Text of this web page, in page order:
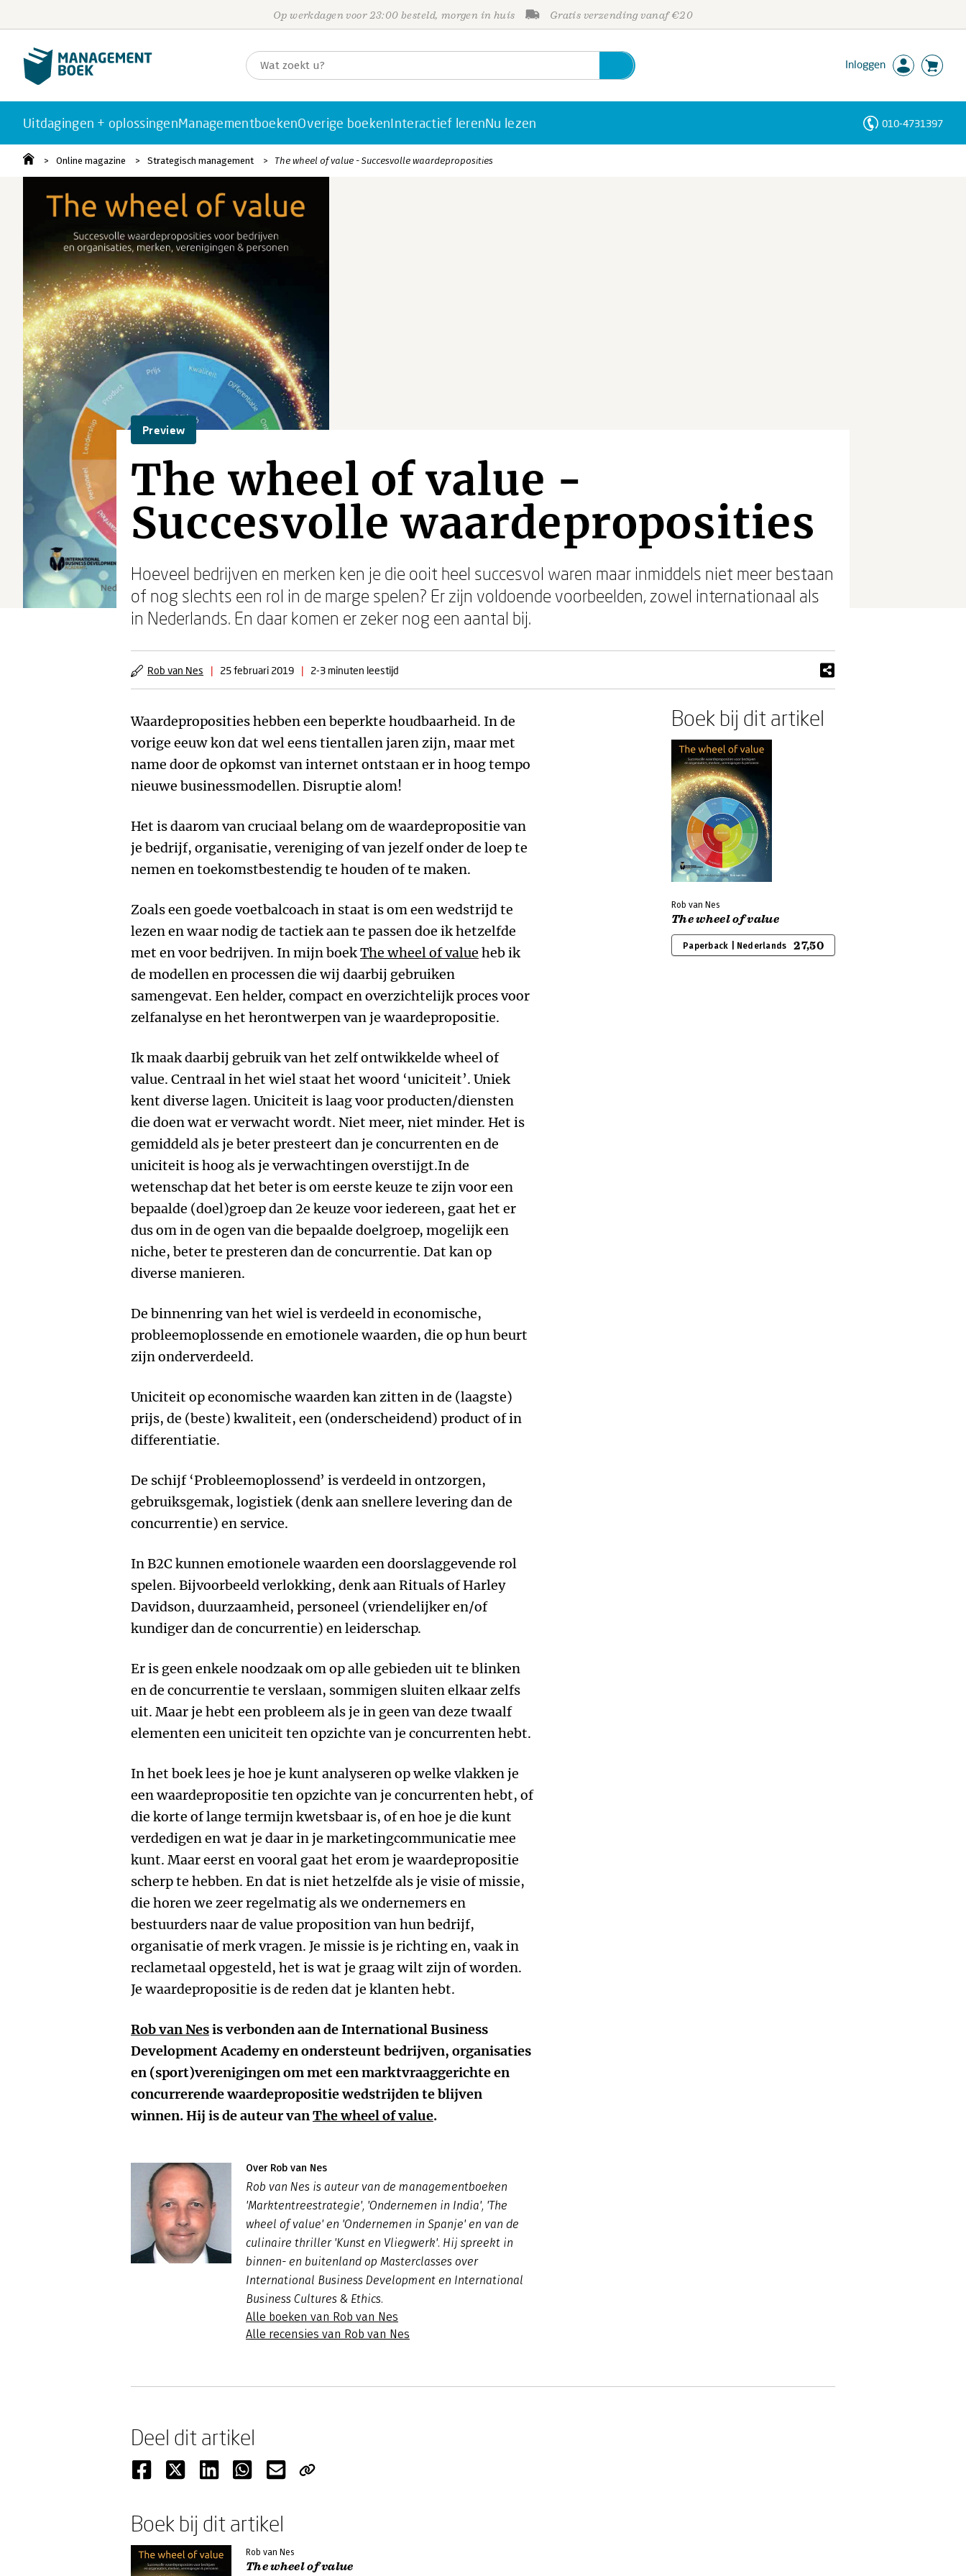
Op werkdagen voor 23:00 besteld, morgen in huis Gratis verzending vanaf €20
Inloggen
Uitdagingen + oplossingenManagementboekenOverige boekenInteractief lerenNu lezen 010-4731397
Online magazine Strategisch management The wheel of value - Succesvolle waardeproposities
Preview
The wheel of value -
Succesvolle waardeproposities
Hoeveel bedrijven en merken ken je die ooit heel succesvol waren maar inmiddels niet meer bestaan
of nog slechts een rol in de marge spelen? Er zijn voldoende voorbeelden, zowel internationaal als
in Nederlands. En daar komen er zeker nog een aantal bij.
Rob van Nes | 25 februari 2019 | 2-3 minuten leestijd
Waardeproposities hebben een beperkte houdbaarheid. In de
vorige eeuw kon dat wel eens tientallen jaren zijn, maar met
name door de opkomst van internet ontstaan er in hoog tempo
nieuwe businessmodellen. Disruptie alom!
Het is daarom van cruciaal belang om de waardepropositie van
je bedrijf, organisatie, vereniging of van jezelf onder de loep te
nemen en toekomstbestendig te houden of te maken.
Zoals een goede voetbalcoach in staat is om een wedstrijd te
lezen en waar nodig de tactiek aan te passen doe ik hetzelfde
met en voor bedrijven. In mijn boekThe wheel of value heb ik
de modellen en processen die wij daarbij gebruiken
samengevat. Een helder, compact en overzichtelijk proces voor
zelfanalyse en het herontwerpen van je waardepropositie.
Ik maak daarbij gebruik van het zelf ontwikkelde wheel of
value. Centraal in het wiel staat het woord ‘uniciteit’. Uniek
kent diverse lagen. Uniciteit is laag voor producten/diensten
die doen wat er verwacht wordt. Niet meer, niet minder. Het is
gemiddeld als je beter presteert dan je concurrenten en de
uniciteit is hoog als je verwachtingen overstijgt.In de
wetenschap dat het beter is om eerste keuze te zijn voor een
bepaalde (doel)groep dan 2e keuze voor iedereen, gaat het er
dus om in de ogen van die bepaalde doelgroep, mogelijk een
niche, beter te presteren dan de concurrentie. Dat kan op
diverse manieren.
De binnenring van het wiel is verdeeld in economische,
probleemoplossende en emotionele waarden, die op hun beurt
zijn onderverdeeld.
Uniciteit op economische waarden kan zitten in de (laagste)
prijs, de (beste) kwaliteit, een (onderscheidend) product of in
differentiatie.
De schijf ‘Probleemoplossend’ is verdeeld in ontzorgen,
gebruiksgemak, logistiek (denk aan snellere levering dan de
concurrentie) en service.
In B2C kunnen emotionele waarden een doorslaggevende rol
spelen. Bijvoorbeeld verlokking, denk aan Rituals of Harley
Davidson, duurzaamheid, personeel (vriendelijker en/of
kundiger dan de concurrentie) en leiderschap.
Er is geen enkele noodzaak om op alle gebieden uit te blinken
en de concurrentie te verslaan, sommigen sluiten elkaar zelfs
uit. Maar je hebt een probleem als je in geen van deze twaalf
elementen een uniciteit ten opzichte van je concurrenten hebt.
In het boek lees je hoe je kunt analyseren op welke vlakken je
een waardepropositie ten opzichte van je concurrenten hebt, of
die korte of lange termijn kwetsbaar is, of en hoe je die kunt
verdedigen en wat je daar in je marketingcommunicatie mee
kunt. Maar eerst en vooral gaat het erom je waardepropositie
scherp te hebben. En dat is niet hetzelfde als je visie of missie,
die horen we zeer regelmatig als we ondernemers en
bestuurders naar de value proposition van hun bedrijf,
organisatie of merk vragen. Je missie is je richting en, vaak in
reclametaal opgesteld, het is wat je graag wilt zijn of worden.
Je waardepropositie is de reden dat je klanten hebt.
Rob van Nesis verbonden aan de International Business
Development Academy en ondersteunt bedrijven, organisaties
en (sport)verenigingen om met een marktvraaggerichte en
concurrerende waardepropositie wedstrijden te blijven
winnen. Hij is de auteur vanThe wheel of value.
Over Rob van Nes
Rob van Nes is auteur van de managementboeken
'Marktentreestrategie', 'Ondernemen in India', 'The
wheel of value' en 'Ondernemen in Spanje' en van de
culinaire thriller 'Kunst en Vliegwerk'. Hij spreekt in
binnen- en buitenland op Masterclasses over
International Business Development en International
Business Cultures & Ethics.
Alle boeken van Rob van Nes
Alle recensies van Rob van Nes
Boek bij dit artikel
Rob van Nes
The wheel of value
Paperback | Nederlands 27,50
Deel dit artikel
Boek bij dit artikel
Rob van Nes
The wheel of value
Personen